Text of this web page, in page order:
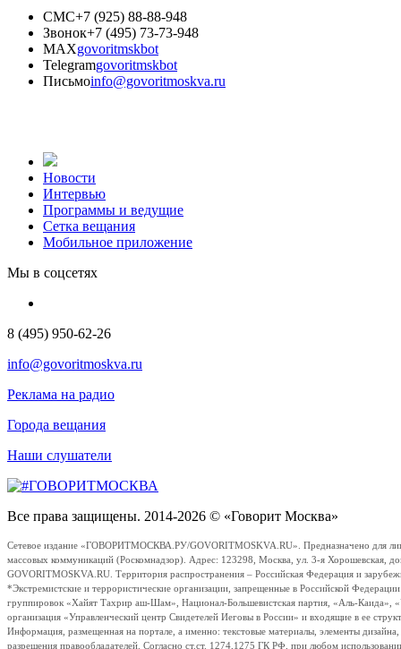
СМС+7 (925) 88-88-948
Звонок+7 (495) 73-73-948
MAXgovoritmskbot
Telegramgovoritmskbot
Письмоinfo@govoritmoskva.ru
Новости
Интервью
Программы и ведущие
Сетка вещания
Мобильное приложение
Мы в соцсетях
8 (495) 950-62-26
info@govoritmoskva.ru
Реклама на радио
Города вещания
Наши слушатели
Все права защищены. 2014-2026 © «Говорит Москва»
Сетевое издание «ГОВОРИТМОСКВА.РУ/GOVORITMOSKVA.RU». Предназначено для
массовых коммуникаций (Роскомнадзор). Адрес: 123298, Москва, ул. 3-я
GOVORITMOSKVA.RU. Территория распространения – Российская Федерация и
*Экстремистские и террористические организации, запрещенные в Российской
группировок «Хайят Тахрир аш-Шам», Национал-Большевистская партия, «Аль-
организация «Управленческий центр Свидетелей Иеговы в России» и входящие в ее
Информация, размещенная на портале, а именно: текстовые материалы, элементы
разрешения правообладателей. Согласно ст.ст. 1274,1275 ГК РФ, при любом